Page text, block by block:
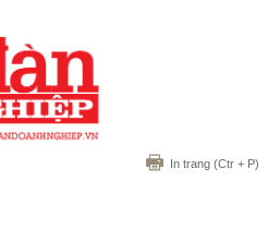
In trang (Ctr + P)